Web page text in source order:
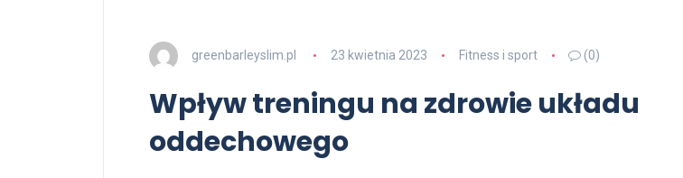
greenbarleyslim.pl 23 kwietnia 2023 Fitness i sport (0)
Wpływ treningu na zdrowie układu
oddechowego